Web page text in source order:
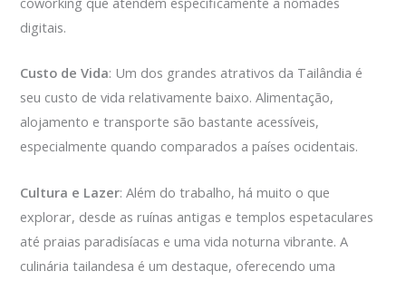
digitais.
Custo de Vida: Um dos grandes atrativos da Tailândia é
seu custo de vida relativamente baixo. Alimentação,
alojamento e transporte são bastante acessíveis,
especialmente quando comparados a países ocidentais.
Cultura e Lazer: Além do trabalho, há muito o que
explorar, desde as ruínas antigas e templos espetaculares
até praias paradisíacas e uma vida noturna vibrante. A
culinária tailandesa é um destaque, oferecendo uma